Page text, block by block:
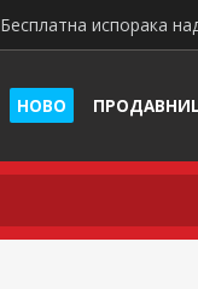
Бесплатна испорака
НОВО